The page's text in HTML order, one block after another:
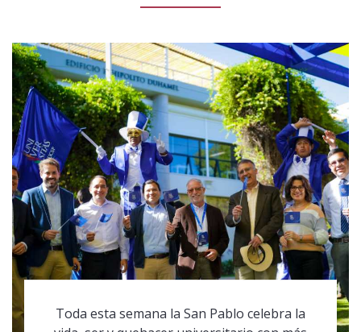
Toda esta semana la San Pablo celebra la